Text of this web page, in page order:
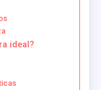
ideal?